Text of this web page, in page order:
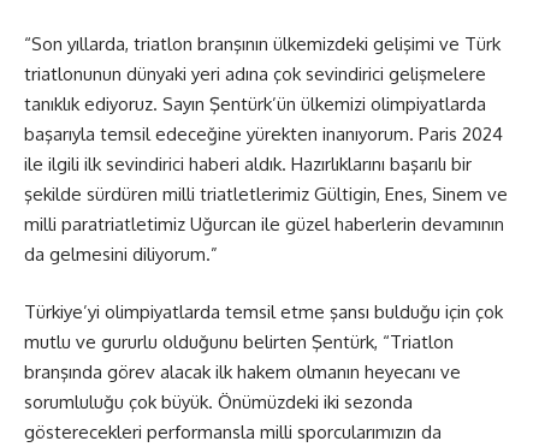
“Son yıllarda, triatlon branşının ülkemizdeki gelişimi ve Türk
triatlonunun dünyaki yeri adına çok sevindirici gelişmelere
tanıklık ediyoruz. Sayın Şentürk’ün ülkemizi olimpiyatlarda
başarıyla temsil edeceğine yürekten inanıyorum. Paris 2024
ile ilgili ilk sevindirici haberi aldık. Hazırlıklarını başarılı bir
şekilde sürdüren milli triatletlerimiz Gültigin, Enes, Sinem ve
milli paratriatletimiz Uğurcan ile güzel haberlerin devamının
da gelmesini diliyorum.”
Türkiye’yi olimpiyatlarda temsil etme şansı bulduğu için çok
mutlu ve gururlu olduğunu belirten Şentürk, “Triatlon
branşında görev alacak ilk hakem olmanın heyecanı ve
sorumluluğu çok büyük. Önümüzdeki iki sezonda
gösterecekleri performansla milli sporcularımızın da